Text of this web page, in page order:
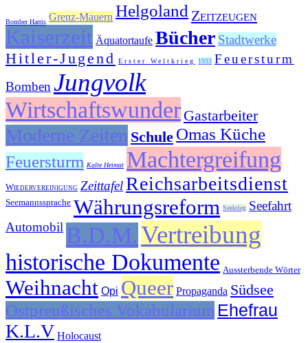
Bomber Harris Grenz-Mauern Helgoland Zeitzeugen
Kaiserzeit Äquatortaufe Bücher Stadtwerke
Hitler-Jugend Erster Weltkrieg 1933 Feuersturm
BombenJungvolk
Wirtschaftswunder Gastarbeiter
Moderne Zeiten Schule Omas Küche
Feuersturm Kalte Heimat Machtergreifung
Wiedervereinigung ZeittafelReichsarbeitsdienst
Seemannssprache Währungsreform Seekrieg Seefahrt
Automobil B.D.M.Vertreibung
historische Dokumente Aussterbende Wörter
Weihnacht Opi Queer Propaganda Südsee
Ostpreußisches Vokabularium Ehefrau
K.L.V Holocaust